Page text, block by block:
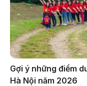
Gợi ý những điểm
Hà Nội năm 2026